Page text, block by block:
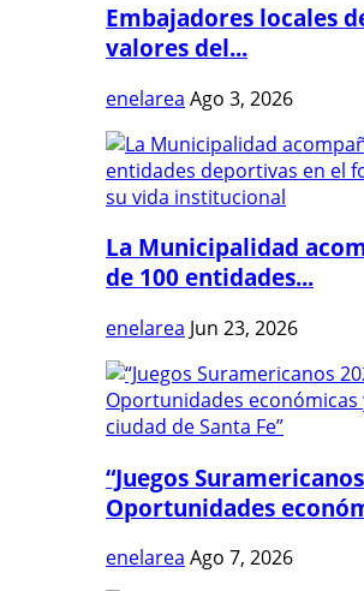
Embajadores locales
valores del...
enelarea Ago 3, 2026
La Municipalidad
de 100 entidades...
enelarea Jun 23, 2026
“Juegos
Oportunidades
enelarea Ago 7, 2026